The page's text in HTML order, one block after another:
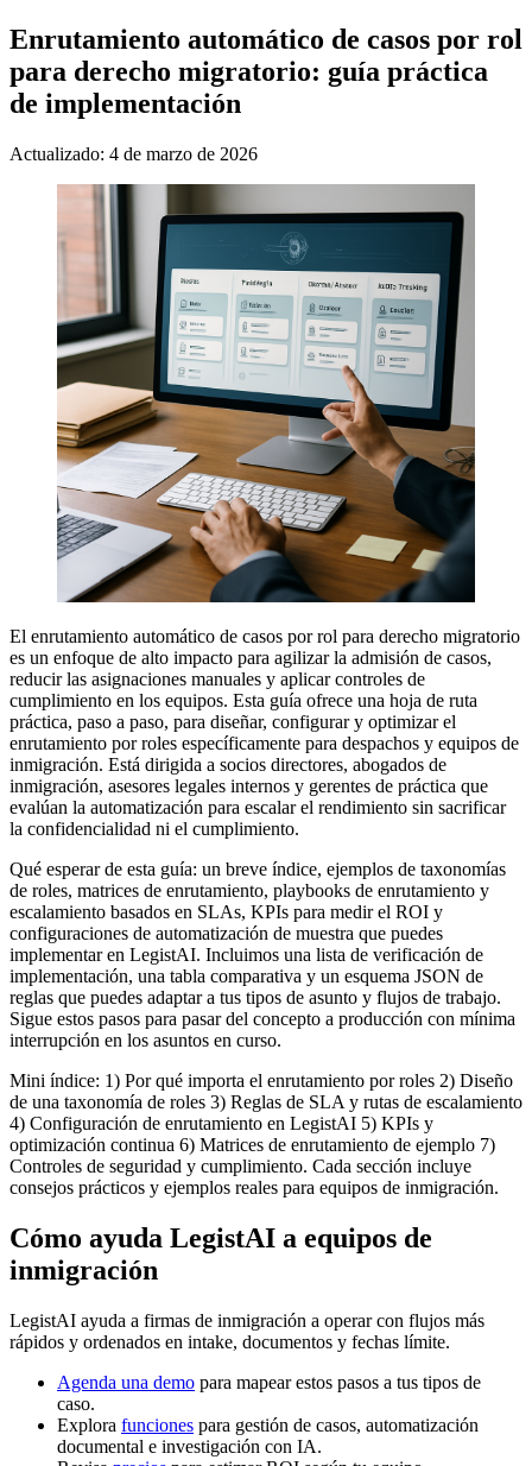
Enrutamiento automático de casos por rol
para derecho migratorio: guía práctica
de implementación
Actualizado: 4 de marzo de 2026
El enrutamiento automático de casos por rol para derecho migratorio
es un enfoque de alto impacto para agilizar la admisión de casos,
reducir las asignaciones manuales y aplicar controles de
cumplimiento en los equipos. Esta guía ofrece una hoja de ruta
práctica, paso a paso, para diseñar, configurar y optimizar el
enrutamiento por roles específicamente para despachos y equipos de
inmigración. Está dirigida a socios directores, abogados de
inmigración, asesores legales internos y gerentes de práctica que
evalúan la automatización para escalar el rendimiento sin sacrificar
la confidencialidad ni el cumplimiento.
Qué esperar de esta guía: un breve índice, ejemplos de taxonomías
de roles, matrices de enrutamiento, playbooks de enrutamiento y
escalamiento basados en SLAs, KPIs para medir el ROI y
configuraciones de automatización de muestra que puedes
implementar en LegistAI. Incluimos una lista de verificación de
implementación, una tabla comparativa y un esquema JSON de
reglas que puedes adaptar a tus tipos de asunto y flujos de trabajo.
Sigue estos pasos para pasar del concepto a producción con mínima
interrupción en los asuntos en curso.
Mini índice: 1) Por qué importa el enrutamiento por roles 2) Diseño
de una taxonomía de roles 3) Reglas de SLA y rutas de escalamiento
4) Configuración de enrutamiento en LegistAI 5) KPIs y
optimización continua 6) Matrices de enrutamiento de ejemplo 7)
Controles de seguridad y cumplimiento. Cada sección incluye
consejos prácticos y ejemplos reales para equipos de inmigración.
Cómo ayuda LegistAI a equipos de
inmigración
LegistAI ayuda a firmas de inmigración a operar con flujos más
rápidos y ordenados en intake, documentos y fechas límite.
Agenda una demo para mapear estos pasos a tus tipos de
caso.
Explora funciones para gestión de casos, automatización
documental e investigación con IA.